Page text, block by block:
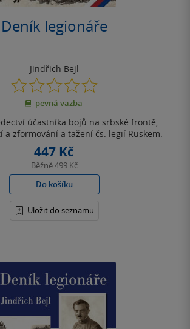
Deník legionáře
Jindřich Bejl
0.0
z
5
pevná vazba
účastníka bojů na srbské frontě,
a zformování a tažení čs. legií Ruskem.
447 Kč
Běžně499 Kč
Do košíku
Uložit do seznamu